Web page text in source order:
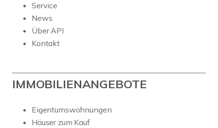
Service
News
Über API
Kontakt
IMMOBILIENANGEBOTE
Eigentumswohnungen
Häuser zum Kauf